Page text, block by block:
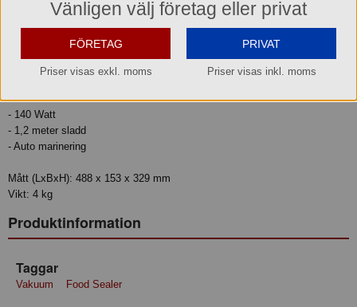
Specifikation:
- Går lätt att öppna och stänga med bara en hand
- Kan köras upp till 100 gånger i rad utan paus
- Försluts med dubbel tråd för bättre hållfasthet
- Praktiskt påsfack och inbyggd påsskärare
40 cm
- 140 Watt
- 1,2 meter sladd
- Auto marinering
Mått (LxBxH): 488 x 153 x 329 mm
Vikt: 4 kg
Produktinformation
Taggar
Vakuum Food Sealer
Vänligen välj företag eller privat
FÖRETAG
Priser visas exkl. moms
PRIVAT
Priser visas inkl. moms